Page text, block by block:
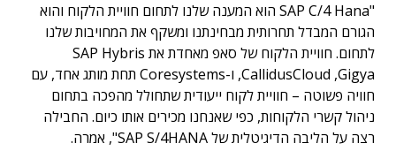
"SAP C/4 Hana הוא המענה שלנו לתחום חוויית הלקוח והוא
הגורם המבדל תחרותית מבחינתנו ומשקף את המחויבות שלנו
לתחום. חוויית הלקוח של סאפ מאחדת את SAP Hybris
,CallidusCloud ,Gigya ו-Coresystems תחת מותג אחד, עם
חוויה פשוטה – חוויית לקוח ייעודית שתחולל מהפכה בתחום
ניהול קשרי הלקוחות, כפי שאנחנו מכירים אותו כיום. החבילה
רצה על הליבה הדיגיטלית של SAP S/4HANA", אמרה.